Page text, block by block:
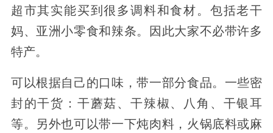
超市其实能买到很多调料和食材。包括老干
妈、亚洲小零食和辣条。因此大家不必带许多
特产。
可以根据自己的口味，带一部分食品。一些密
封的干货：干蘑菇、干辣椒、八角、干银耳
等。另外也可以带一下炖肉料，火锅底料或麻